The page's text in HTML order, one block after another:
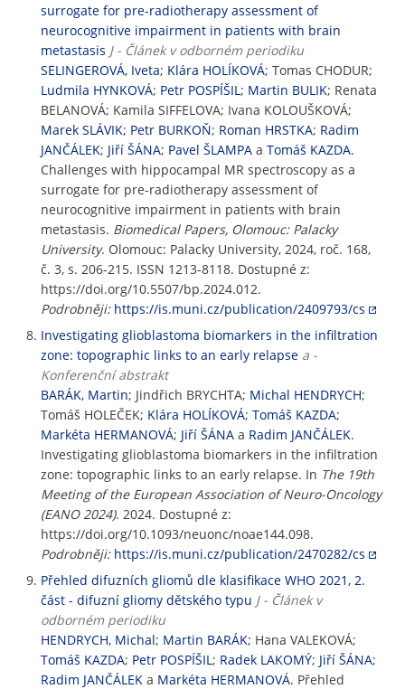
surrogate for pre-radiotherapy assessment of
neurocognitive impairment in patients with brain
metastasis J - Článek v odborném periodiku
SELINGEROVÁ, Iveta; Klára HOLÍKOVÁ; Tomas CHODUR;
Ludmila HYNKOVÁ; Petr POSPÍŠIL ; Martin BULIK; Renata
BELANOVÁ; Kamila SIFFELOVA; Ivana KOLOUŠKOVÁ;
Marek SLÁVIK; Petr BURKOŇ; Roman HRSTKA; Radim
JANČÁLEK; Jiří ŠÁNA; Pavel ŠLAMPA a Tomáš KAZDA.
Challenges with hippocampal MR spectroscopy as a
surrogate for pre-radiotherapy assessment of
neurocognitive impairment in patients with brain
metastasis. Biomedical Papers, Olomouc: Palacky
University. Olomouc: Palacky University, 2024, roč. 168,
č. 3, s. 206-215. ISSN 1213-8118. Dostupné z:
https://doi.org/10.5507/bp.2024.012.
Podrobněji: https://is.muni.cz/publication/2409793/cs
Investigating glioblastoma biomarkers in the infiltration
zone: topographic links to an early relapse a -
Konferenční abstrakt
BARÁK, Martin; Jindřich BRYCHTA; Michal HENDRYCH;
Tomáš HOLEČEK; Klára HOLÍKOVÁ; Tomáš KAZDA;
Markéta HERMANOVÁ; Jiří ŠÁNA a Radim JANČÁLEK.
Investigating glioblastoma biomarkers in the infiltration
zone: topographic links to an early relapse. In The 19th
Meeting of the European Association of Neuro-Oncology
(EANO 2024). 2024. Dostupné z:
https://doi.org/10.1093/neuonc/noae144.098.
Podrobněji: https://is.muni.cz/publication/2470282/cs
Přehled difuzních gliomů dle klasifikace WHO 2021, 2.
část - difuzní gliomy dětského typu J - Článek v
odborném periodiku
HENDRYCH, Michal; Martin BARÁK; Hana VALEKOVÁ;
Tomáš KAZDA; Petr POSPÍŠIL ; Radek LAKOMÝ; Jiří ŠÁNA;
Radim JANČÁLEK a Markéta HERMANOVÁ. Přehled